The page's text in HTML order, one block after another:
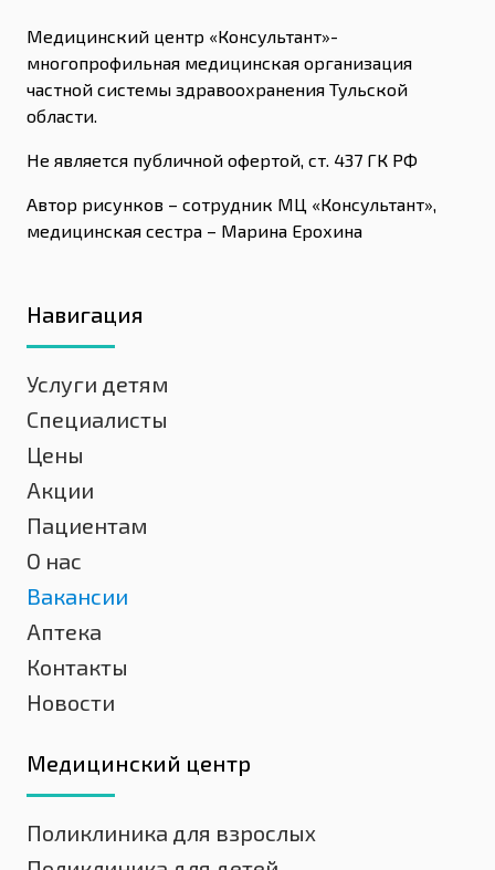
Медицинский центр «Консультант»-
многопрофильная медицинская организация
частной системы здравоохранения Тульской
области.
Не является публичной офертой, ст. 437 ГК РФ
Автор рисунков – сотрудник МЦ «Консультант»,
медицинская сестра – Марина Ерохина
Навигация
Услуги детям
Специалисты
Цены
Акции
Пациентам
О нас
Вакансии
Аптека
Контакты
Новости
Медицинский центр
Поликлиника для взрослых